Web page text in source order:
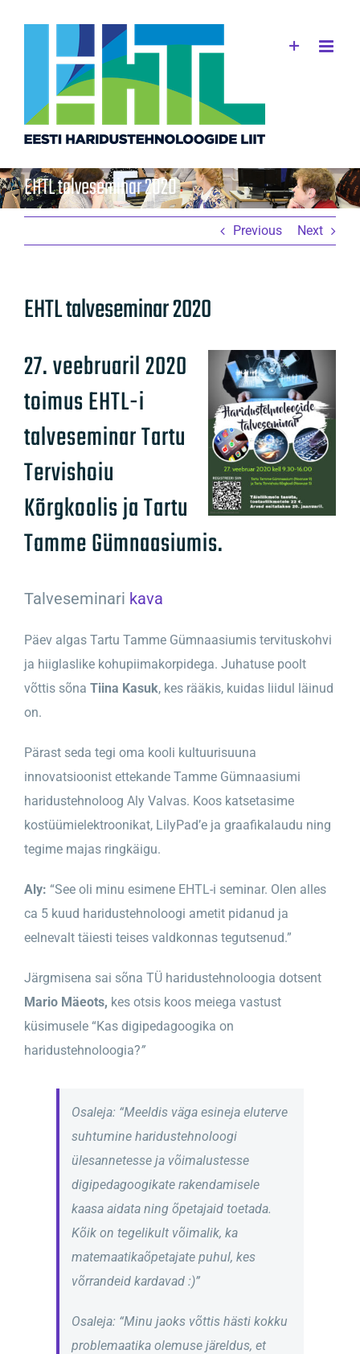
EHTL talveseminar 2020
Previous Next
EHTL talveseminar 2020
27. veebruaril 2020
toimus EHTL-i
talveseminar Tartu
Tervishoiu
Kõrgkoolis ja Tartu
Tamme Gümnaasiumis.
Talveseminari kava
Päev algas Tartu Tamme Gümnaasiumis tervituskohvi
ja hiiglaslike kohupiimakorpidega. Juhatuse poolt
võttis sõna Tiina Kasuk, kes rääkis, kuidas liidul läinud
on.
Pärast seda tegi oma kooli kultuurisuuna
innovatsioonist ettekande Tamme Gümnaasiumi
haridustehnoloog Aly Valvas. Koos katsetasime
kostüümielektroonikat, LilyPad’e ja graafikalaudu ning
tegime majas ringkäigu.
Aly: “See oli minu esimene EHTL-i seminar. Olen alles
ca 5 kuud haridustehnoloogi ametit pidanud ja
eelnevalt täiesti teises valdkonnas tegutsenud.”
Järgmisena sai sõna TÜ haridustehnoloogia dotsent
Mario Mäeots, kes otsis koos meiega vastust
küsimusele “Kas digipedagoogika on
haridustehnoloogia?”
Osaleja: “Meeldis väga esineja eluterve
suhtumine haridustehnoloogi
ülesannetesse ja võimalustesse
digipedagoogikate rakendamisele
kaasa aidata ning õpetajaid toetada.
Kõik on tegelikult võimalik, ka
matemaatikaõpetajate puhul, kes
võrrandeid kardavad :)”
Osaleja: “Minu jaoks võttis hästi kokku
problemaatika olemuse järeldus, et